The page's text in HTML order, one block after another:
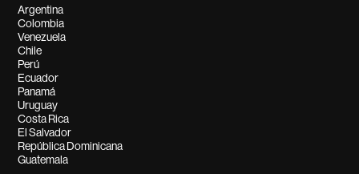
Argentina
Colombia
Venezuela
Chile
Perú
Ecuador
Panamá
Uruguay
Costa Rica
El Salvador
República Dominicana
Guatemala